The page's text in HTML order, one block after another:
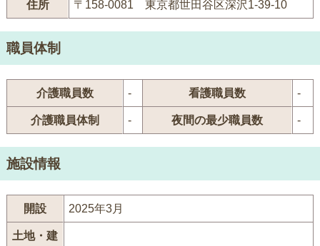
住所 〒158-0081 東京都世田谷区深沢1-39-10
職員体制
介護職員数 - 看護職員数 -
介護職員体制 - 夜間の最少職員数 -
施設情報
開設 2025年3月
土地・建